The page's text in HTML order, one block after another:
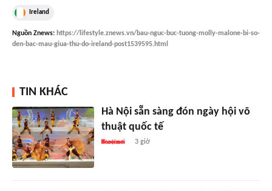
Ireland
Nguồn Znews: https://lifestyle.znews.vn/bau-nguc-buc-tuong-molly-malone-bi-so-
den-bac-mau-giua-thu-do-ireland-post1539595.html
TIN KHÁC
Hà Nội sẵn sàng đón ngày hội võ
thuật quốc tế
3 giờ